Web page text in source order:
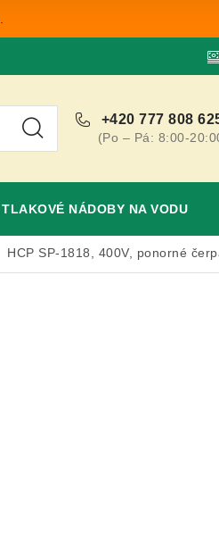
+420 777 808
(Po – Pá: 8:00-
TLAKOVÉ NÁDOBY NA VODU
HCP SP-1818, 400V, ponorné